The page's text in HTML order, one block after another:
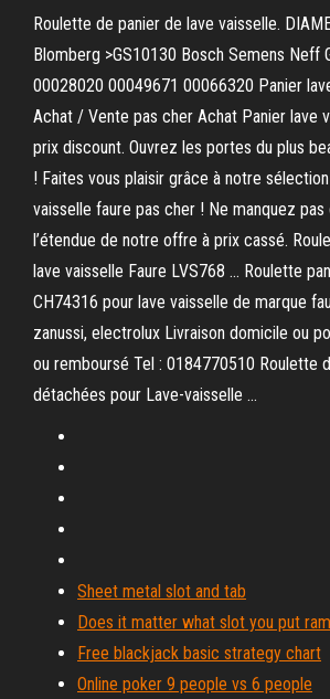
Roulette de panier de lave vaisselle.
Blomberg >GS10130 Bosch Semens Neff
00028020 00049671 00066320 Panier
Achat / Vente pas cher Achat Panier lave
prix discount. Ouvrez les portes du plus
! Faites vous plaisir grâce à notre
vaisselle faure pas cher ! Ne manquez
l’étendue de notre offre à prix cassé.
lave vaisselle Faure LVS768 ... Roulette
CH74316 pour lave vaisselle de marque
zanussi, electrolux Livraison domicile ou
ou remboursé Tel : 0184770510 Roulette
détachées pour Lave-vaisselle ...
Sheet metal slot and tab
Does it matter what slot you put
Free blackjack basic strategy chart
Online poker 9 people vs 6 people